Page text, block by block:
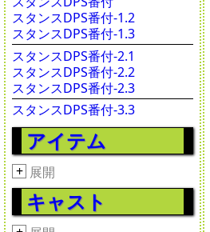
スタンスDPS番付-1.2
スタンスDPS番付-1.3
スタンスDPS番付-2.1
スタンスDPS番付-2.2
スタンスDPS番付-2.3
スタンスDPS番付-3.3
アイテム
+ 展開
キャスト